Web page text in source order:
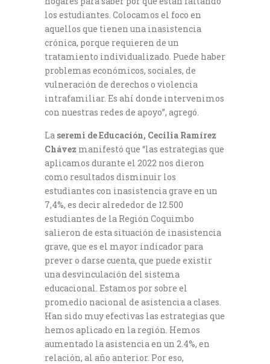
los estudiantes. Colocamos el foco en
aquellos que tienen una inasistencia
crónica, porque requieren de un
tratamiento individualizado. Puede haber
problemas económicos, sociales, de
vulneración de derechos o violencia
intrafamiliar. Es ahí donde intervenimos
con nuestras redes de apoyo”, agregó.
La seremi de Educación, Cecilia Ramírez
Chávez manifestó que “las estrategias que
aplicamos durante el 2022 nos dieron
como resultados disminuir los
estudiantes con inasistencia grave en un
7,4%, es decir alrededor de 12.500
estudiantes de la Región Coquimbo
salieron de esta situación de inasistencia
grave, que es el mayor indicador para
prever o darse cuenta, que puede existir
una desvinculación del sistema
educacional. Estamos por sobre el
promedio nacional de asistencia a clases.
Han sido muy efectivas las estrategias que
hemos aplicado en la región. Hemos
aumentado la asistencia en un 2.4%, en
relación, al año anterior. Por eso,